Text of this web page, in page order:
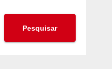
Pesquisar